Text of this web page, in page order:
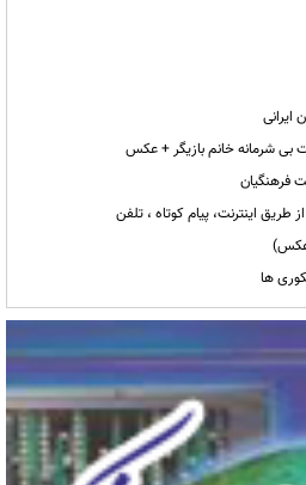
بی شرمانه خانم بازیگر + عکس
طریق اینترنت، پیام کوتاه ، تلفن
ها